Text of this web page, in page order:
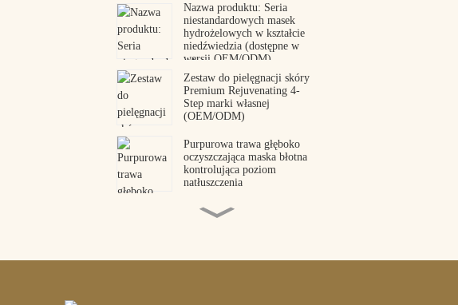
Nazwa produktu: Seria
niestandardowych masek
hydrożelowych w kształcie
niedźwiedzia (dostępne w
wersji OEM/ODM)
Zestaw do pielęgnacji skóry
Premium Rejuvenating 4-
Step marki własnej
(OEM/ODM)
Purpurowa trawa głęboko
oczyszczająca maska ​​błotna
kontrolująca poziom
natłuszczenia
Producent plastrów pod oczy